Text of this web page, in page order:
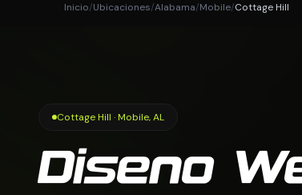
Inicio/Ubicaciones/Alabama/Mobile/Cottage Hill
Cottage Hill · Mobile, AL
Diseno